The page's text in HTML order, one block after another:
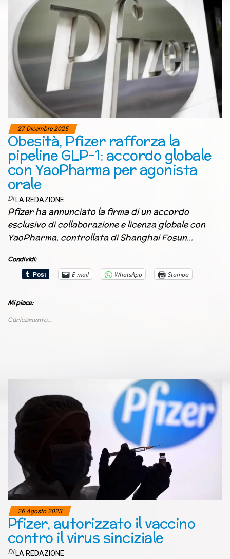
27 Dicembre 2025
Obesità, Pfizer rafforza la
pipeline GLP-1: accordo globale
con YaoPharma per agonista
orale
Di LA REDAZIONE
Pfizer ha annunciato la firma di un accordo
esclusivo di collaborazione e licenza globale con
YaoPharma, controllata di Shanghai Fosun…
Condividi:
E-mail
WhatsApp Stampa
Mi piace:
Caricamento...
26 Agosto 2023
Pfizer, autorizzato il vaccino
contro il virus sinciziale
Di LA REDAZIONE